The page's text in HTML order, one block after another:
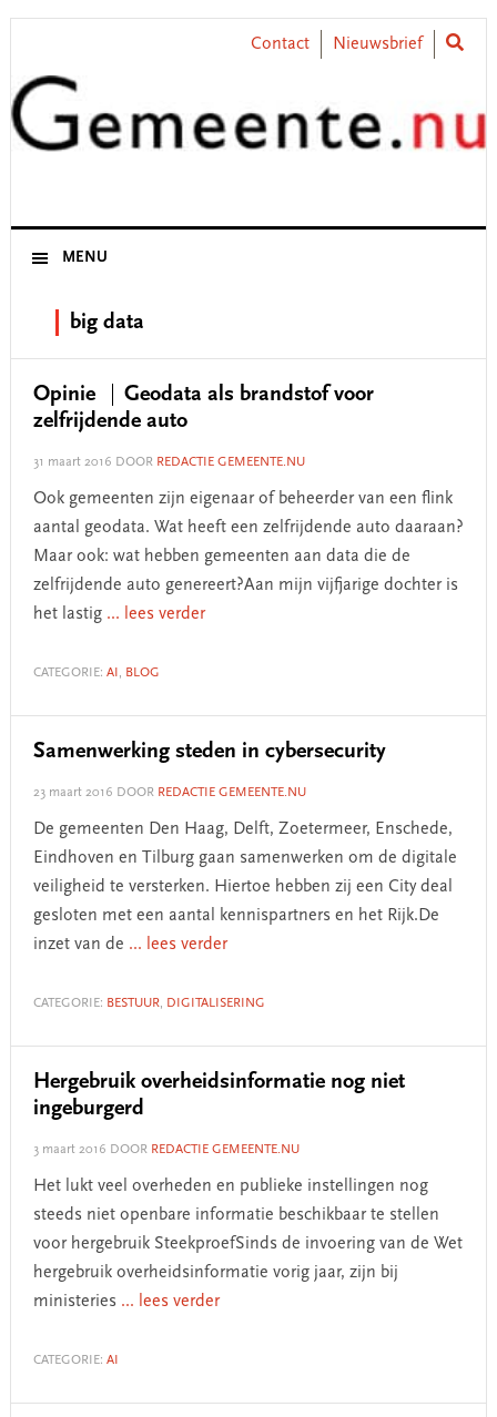
Skip
primary
navigation
Skip
content
Skip
primary
sidebar
Skip
footer
Contact Nieuwsbrief
MENU
big data
Opinie
Geodata als brandstof voor
zelfrijdende auto
31 maart 2016 DOOR REDACTIE GEMEENTE.NU
Ook gemeenten zijn eigenaar of beheerder van een flink
aantal geodata. Wat heeft een zelfrijdende auto daaraan?
Maar ook: wat hebben gemeenten aan data die de
zelfrijdende auto genereert?Aan mijn vijfjarige dochter is
het lastig ... lees verder
CATEGORIE: AI , BLOG
Samenwerking steden in cybersecurity
23 maart 2016 DOOR REDACTIE GEMEENTE.NU
De gemeenten Den Haag, Delft, Zoetermeer, Enschede,
Eindhoven en Tilburg gaan samenwerken om de digitale
veiligheid te versterken. Hiertoe hebben zij een City deal
gesloten met een aantal kennispartners en het Rijk.De
inzet van de ... lees verder
CATEGORIE: BESTUUR, DIGITALISERING
Hergebruik overheidsinformatie nog niet
ingeburgerd
3 maart 2016 DOOR REDACTIE GEMEENTE.NU
Het lukt veel overheden en publieke instellingen nog
steeds niet openbare informatie beschikbaar te stellen
voor hergebruik SteekproefSinds de invoering van de Wet
hergebruik overheidsinformatie vorig jaar, zijn bij
ministeries ... lees verder
CATEGORIE: AI